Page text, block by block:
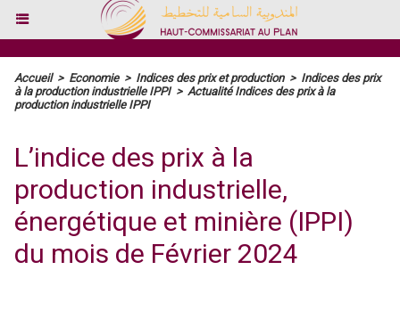
Accueil > Economie > Indices des prix et production > Indices des prix
à la production industrielle IPPI > Actualité Indices des prix à la
production industrielle IPPI
L’indice des prix à la
production industrielle,
énergétique et minière (IPPI)
du mois de Février 2024